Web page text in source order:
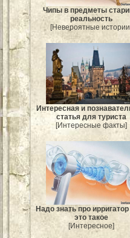
Чипы в предметы
реальность
[Невероятные
Интересная и
статья для туриста
[Интересные факты]
Надо знать про ирригатор
это такое
[Интересное]